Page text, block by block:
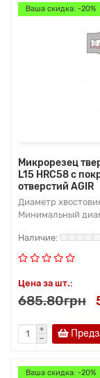
Ваша скидка: -20%
Микрорезец
L15 HRC58 с
отверстий AGIR
Диаметр
Минимальный
Цена за шт.:
685.80грн
Ваша скидка: -20%